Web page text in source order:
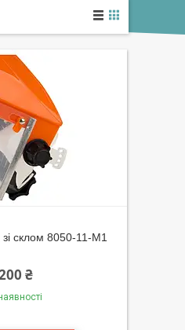
склом 8050-11-M1
₴